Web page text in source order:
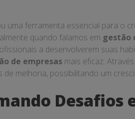
uma ferramenta essencial para o
quando falamos em gestão
a desenvolverem suas
de empresas mais eficaz.
melhoria, possibilitando um
Desafios